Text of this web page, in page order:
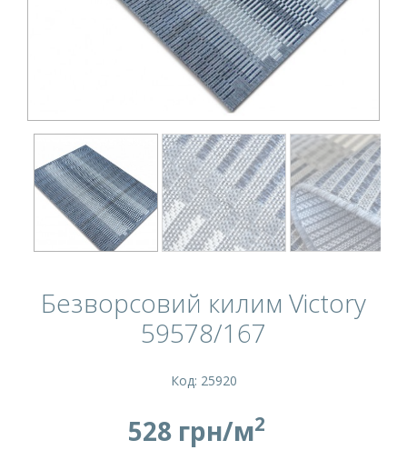
Безворсовий килим Victory
59578/167
Код: 25920
528 грн/м2